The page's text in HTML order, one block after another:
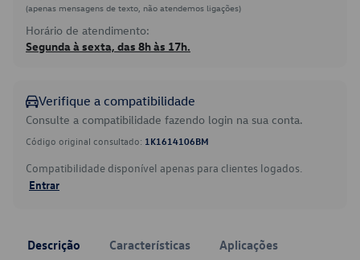
(apenas mensagens de texto, não atendemos ligações)
Horário de atendimento:
Segunda à sexta, das 8h às 17h.
Verifique a compatibilidade
Consulte a compatibilidade fazendo login na sua conta.
Código original consultado: 1K1614106BM
Compatibilidade disponível apenas para clientes logados.
Entrar
Descrição Características Aplicações